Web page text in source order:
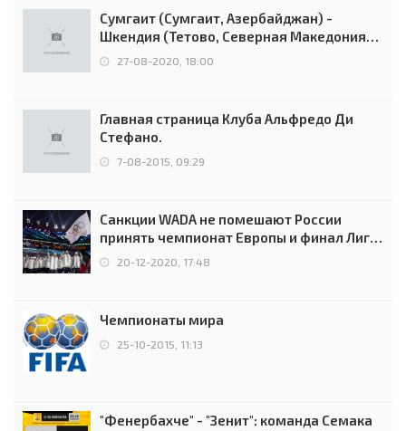
Сумгаит (Сумгаит, Азербайджан) -
Шкендия (Тетово, Северная Македония) -
0:2 (0:0)
27-08-2020, 18:00
Главная страница Клуба Альфредо Ди
Стефано.
7-08-2015, 09:29
Санкции WADA не помешают России
принять чемпионат Европы и финал Лиги
чемпионов.
20-12-2020, 17:48
Чемпионаты мира
25-10-2015, 11:13
"Фенербахче" - "Зенит": команда Семака